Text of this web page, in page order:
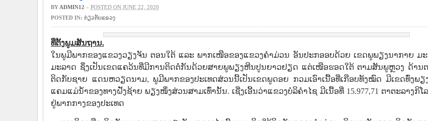
BY ADMIN12 – POSTED ON JUNE 22, 2020
POSTED IN: ​ກ່ຽວ​ກັບ​ແຂວງ
ທີ່ຕັ້ງພູມສັນຖານ.
ໃນພູມີພາກຂອງ​ແຂວງ​ວຽງຈັນ ​ຕອນ​ໃຕ້ ​ແລະ ພາກ​ເໜືອຂອງ​ແຂວງ​ຄຳ​ມ່ວນ ອັນ​ປະກອອບດ້ວຍ ​ເຂດ​ພູ​ພຽງນາ​ກາຍ ມ
ມະ​ລາດ ​ຊຶ່ງ​ເປັນ​ເຂດ​ແຄວ້ນທີ່​ມີ​ການ​ຕິດ​ຕໍ່​ກັນ​ດ້ວຍ​ສາຍພູ​ພຽງຫີນ​ປູນຍາວ​ຢຽດ​ ແຕ່​ເໜືອຮອດ​ໃຕ້ ຕາມ​ສັນພູຫຼວງ ດ້ານ​ຕ
ຕິດ​ກັບ​ຊາຍ​ ແດນ​ຫວຽດນາມ​, ພູມີພາກ​ຂອງ​ປະ​ເທດ​ສ່ວນ​ນີ້​ເປັນ​ເຂດ​ພູດ​ອຍ ກວມ​ເອົາ​ເນື້ອ​ທີ່​ເກືອບ​ທັງໝົດ ​ມີ​ເຂດ​ທົ່ງພຽ
ແຄມ​ແມ່​ນ້ຳຂອງທາງ​ຝັ່ງ​ຊ້າຍ ​ພຽງໜຶ່ງສ່ວນ​ສາມ​ເທົ່ານັ້ນ. ເຊີ່ງເອີ້ນວ່າ​ແຂວງ​ບໍລິ​ຄຳ​ໄຊ ມີເນື້ອທີ່ 15.977,71 ຕາຕະລາງກິ​ໂ
ຢູ່​ພາກ​ກາງຂອງ​ປະ​ເທ​ດ